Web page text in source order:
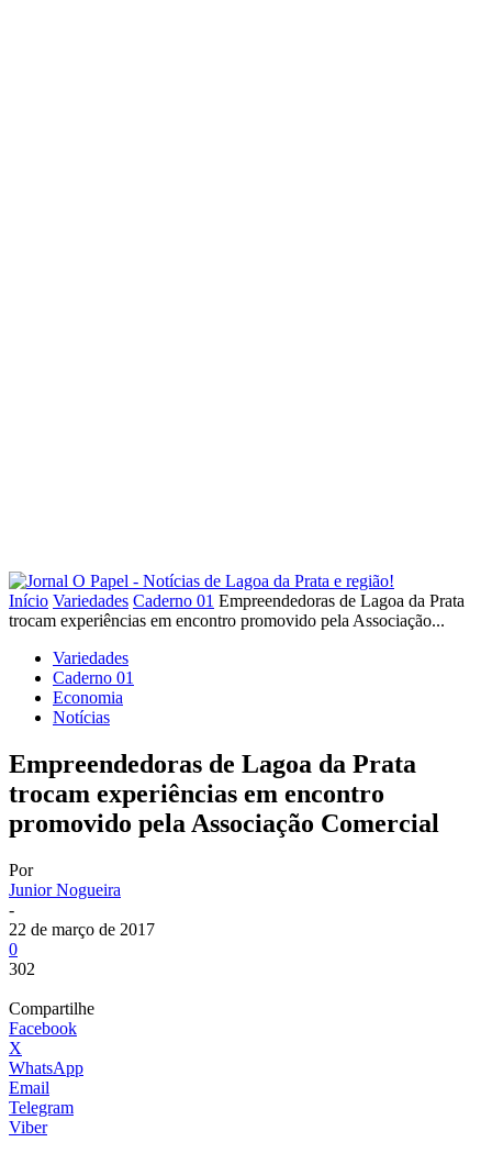
Início Variedades Caderno 01 Empreendedoras de Lagoa da Prata
trocam experiências em encontro promovido pela Associação...
Variedades
Caderno 01
Economia
Notícias
Empreendedoras de Lagoa da Prata
trocam experiências em encontro
promovido pela Associação Comercial
Por
Junior Nogueira
-
22 de março de 2017
0
302
Compartilhe
Facebook
X
WhatsApp
Email
Telegram
Viber